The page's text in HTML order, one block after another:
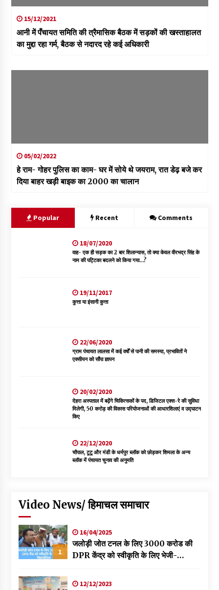
15/12/2021
आनी में पँचायत समिति की त्रैमासिक बैठक में सड़कों की खस्ताहालत
का मुद्दा रहा गर्म, बैठक से नदारद रहे कई अधिकारी
05/02/2022
हे राम- गोहर पुलिस का काम- घर में सोये थे जयराम, रात डेढ़ बजे कर
दिया बाहर खड़ी बाइक का 2000 का चालान
Popular Recent Comments
18/07/2020
वाह- एक ही सड़क का 2 बार शिलान्यास, तो क्या केवल वीरभद्र सिंह के
नाम की पट्टिका बदलने को किया गया…?
19/11/2017
कुत्ता या इंसानी कुत्ता
22/06/2020
ग्राम पंचायत लालसा में कई वर्षों से पानी की समस्या, प्रभावितों ने
एक्सीयन को सौंपा ज्ञापन
20/02/2020
देहरा अस्पताल में बढ़ेंगे चिकित्सकों के पद, डिजिटल एक्स-रे की सुविधा
मिलेगी, 50 करोड़ की विकास परियोजनाओं की आधारशिलाएं व उद्घाटन
किए
22/12/2020
चौपाल, टूटू और मंडी के धर्मपुर ब्लॉक को छोड़कर शिमला के अन्य
ब्लॉक में पंचायत चुनाव की अनुमति
Video News/ हिमाचल समाचार
1
16/04/2025
जलोड़ी जोत टनल के लिए 3000 करोड की
DPR केंद्र को स्वीकृति के लिए भेजी-
12/12/2023